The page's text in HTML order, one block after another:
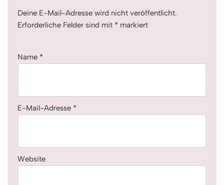
Deine E-Mail-Adresse wird nicht veröffentlicht.
Erforderliche Felder sind mit * markiert
Name *
E-Mail-Adresse *
Website